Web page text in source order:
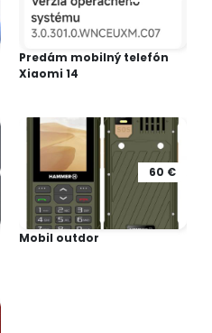
Predám mobilný telefón
Xiaomi 14
60 €
Mobil outdor